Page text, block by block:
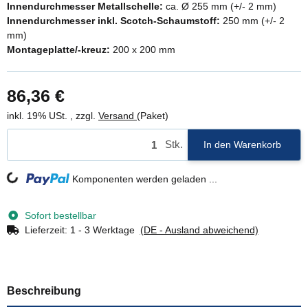
Innendurchmesser Metallschelle: ca. Ø 255 mm (+/- 2 mm)
Innendurchmesser inkl. Scotch-Schaumstoff: 250 mm (+/- 2
mm)
Montageplatte/-kreuz: 200 x 200 mm
86,36 €
inkl. 19% USt. , zzgl. Versand (Paket)
Stk. In den Warenkorb
Loading... Komponenten werden geladen ...
Sofort bestellbar
Lieferzeit: 1 - 3 Werktage (DE - Ausland abweichend)
Beschreibung